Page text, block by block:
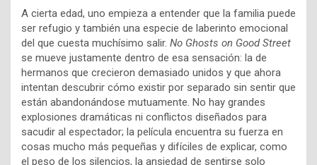
A cierta edad, uno empieza a entender que la familia puede
ser refugio y también una especie de laberinto emocional
del que cuesta muchísimo salir. No Ghosts on Good Street
se mueve justamente dentro de esa sensación: la de
hermanos que crecieron demasiado unidos y que ahora
intentan descubrir cómo existir por separado sin sentir que
están abandonándose mutuamente. No hay grandes
explosiones dramáticas ni conflictos diseñados para
sacudir al espectador; la película encuentra su fuerza en
cosas mucho más pequeñas y difíciles de explicar, como
el peso de los silencios, la ansiedad de sentirse solo